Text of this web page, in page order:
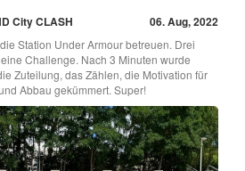
City CLASH 06. Aug, 2022
Station Under Armour betreuen. Drei
Challenge. Nach 3 Minuten wurde
Zuteilung, das Zählen, die Motivation für
Abbau gekümmert. Super!